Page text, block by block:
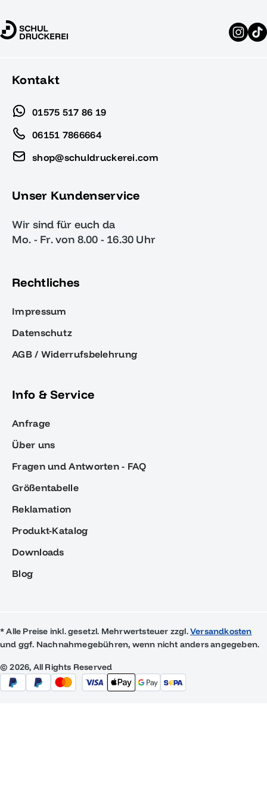
Kontakt
01575 517 86 19
06151 7866664
shop@schuldruckerei.com
Unser Kundenservice
Wir sind für euch da
Mo. - Fr. von 8.00 - 16.30 Uhr
Rechtliches
Impressum
Datenschutz
AGB / Widerrufsbelehrung
Info & Service
Anfrage
Über uns
Fragen und Antworten - FAQ
Größentabelle
Reklamation
Produkt-Katalog
Downloads
Blog
* Alle Preise inkl. gesetzl. Mehrwertsteuer zzgl.Versandkosten
und ggf. Nachnahmegebühren, wenn nicht anders angegeben.
© 2026, All Rights Reserved